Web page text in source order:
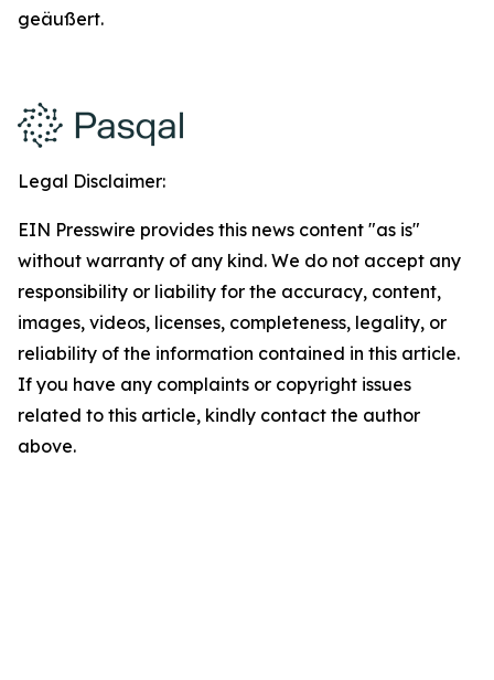
geäußert.
Legal Disclaimer:
EIN Presswire provides this news content "as is"
without warranty of any kind. We do not accept any
responsibility or liability for the accuracy, content,
images, videos, licenses, completeness, legality, or
reliability of the information contained in this article.
If you have any complaints or copyright issues
related to this article, kindly contact the author
above.